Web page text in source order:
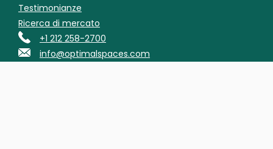
Testimonianze
Ricerca di mercato
+1 212 258-2700
info@optimalspaces.com